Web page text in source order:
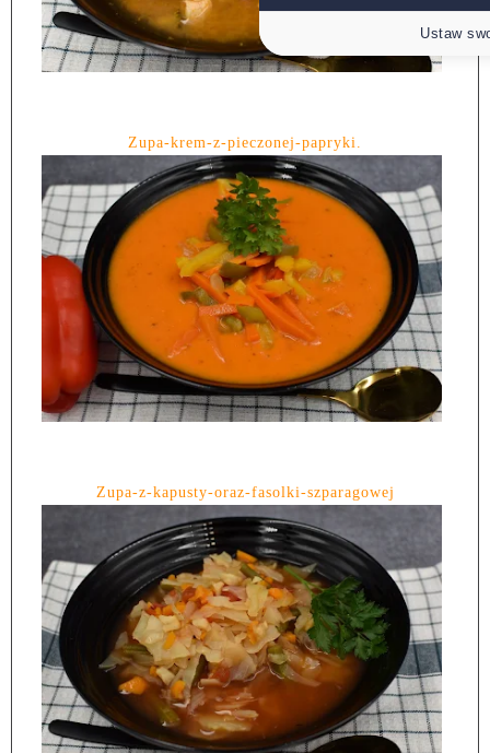
Zupa-krem-z-pieczonej-papryki.
Zupa-z-kapusty-oraz-fasolki-szparagowej
Ustaw